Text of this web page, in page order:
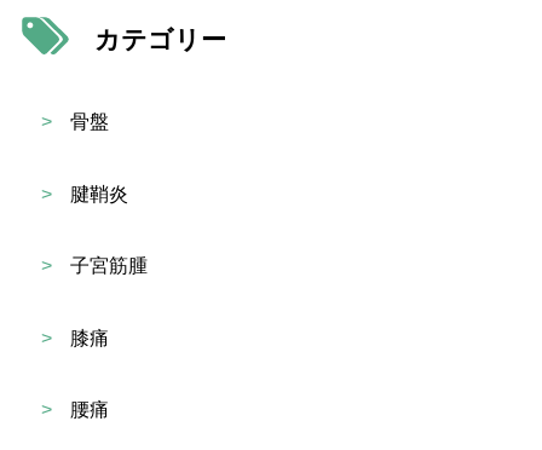
カテゴリー
> 骨盤
> 腱鞘炎
> 子宮筋腫
> 膝痛
> 腰痛